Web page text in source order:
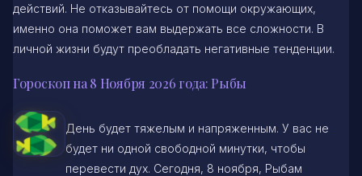
действий. Не отказывайтесь от помощи окружающих,
именно она поможет вам выдержать все сложности. В
личной жизни будут преобладать негативные тенденции.
Гороскоп на 8 Ноября 2026 года: Рыбы
День будет тяжелым и напряженным. У вас не
будет ни одной свободной минутки, чтобы
перевести дух. Сегодня, 8 ноября, Рыбам